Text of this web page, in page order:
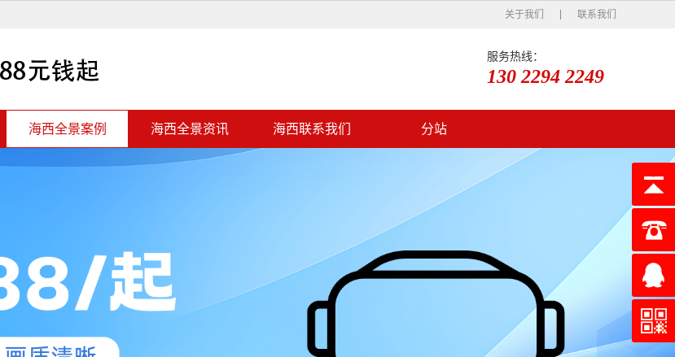
关于我们 联系我们
服务热线：
130 2294 2249
海西全景案例 海西全景资讯 海西联系我们 分站